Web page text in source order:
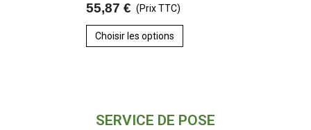
55,87 € (Prix TTC)
Choisir les options
SERVICE DE POSE